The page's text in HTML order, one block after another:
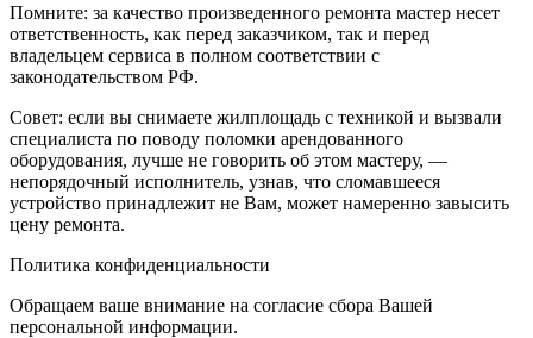
Помните: за качество произведенного ремонта мастер несет
ответственность, как перед заказчиком, так и перед
владельцем сервиса в полном соответствии с
законодательством РФ.
Совет: если вы снимаете жилплощадь с техникой и вызвали
специалиста по поводу поломки арендованного
оборудования, лучше не говорить об этом мастеру, —
непорядочный исполнитель, узнав, что сломавшееся
устройство принадлежит не Вам, может намеренно завысить
цену ремонта.
Политика конфиденциальности
Обращаем ваше внимание на согласие сбора Вашей
персональной информации.